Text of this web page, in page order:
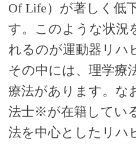
Of Life）が著しく低
す。このような状況
れるのが運動器リハ
その中には、理学療
療法があります。な
法士※が在籍してい
法を中心としたリハ